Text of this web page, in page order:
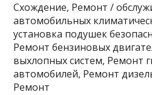
Схождение, Ремонт /
автомобильных
установка подушек
Ремонт бензиновых
выхлопных систем, Ремонт
автомобилей, Ремонт
Ремонт